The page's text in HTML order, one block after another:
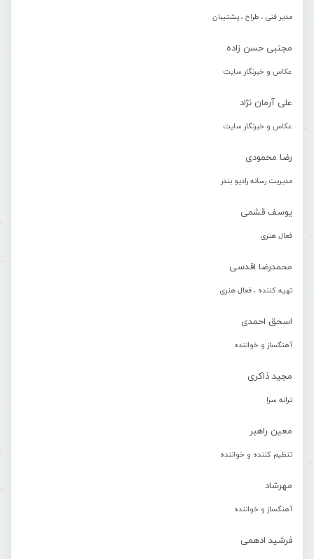
مدیر فنی ، طراح ، پشتیبان
مجتبی حسن زاده
عکاس و خبرنگار سایت
علی آرمان نژاد
عکاس و خبرنگار سایت
رضا محمودی
مدیریت رسانه رادیو بندر
یوسف قشمی
فعال هنری
محمدرضا اقدسی
تهیه کننده ، فعال هنری
اسحق احمدی
آهنگساز و خواننده
مجید ذاکری
ترانه سرا
معین راهبر
تنظیم کننده و خواننده
مهرشاد
آهنگساز و خواننده
فرشید ادهمی